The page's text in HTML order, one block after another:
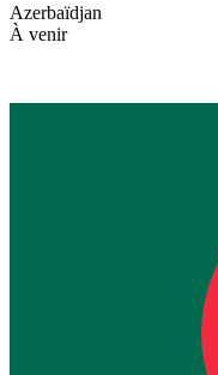
Azerbaïdjan
À venir